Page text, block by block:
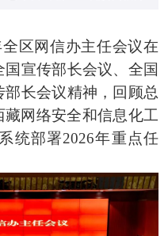
区网信办主任会议在
宣传部长会议、全国
长会议精神，回顾总
藏网络安全和信息化工
统部署2026年重点任